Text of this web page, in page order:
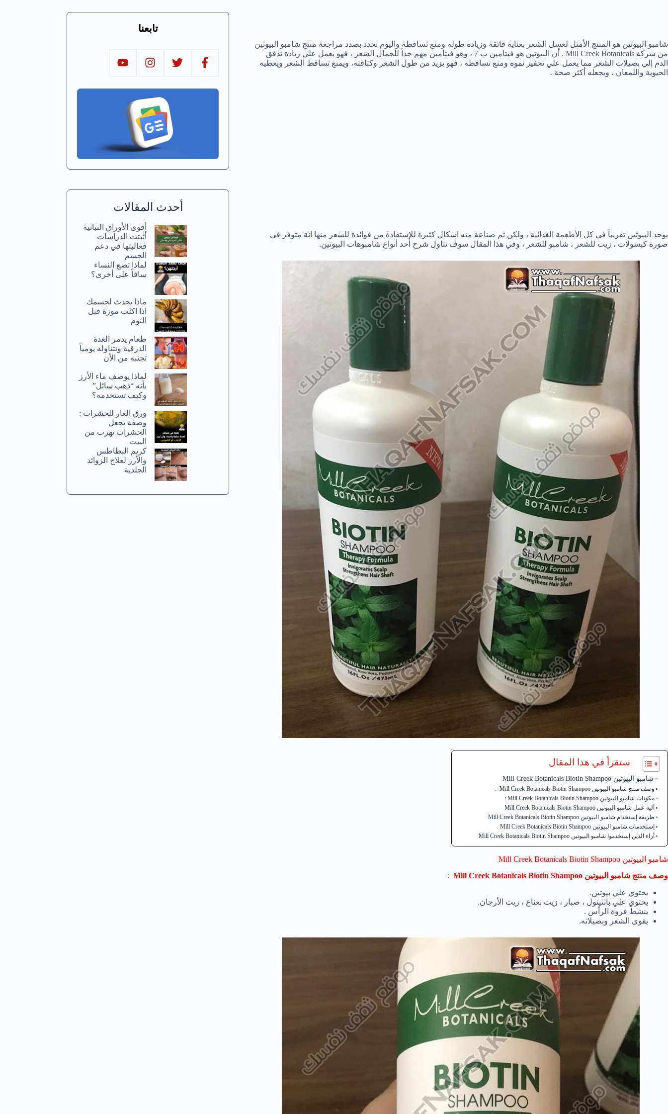
شامبو البيوتين هو المنتج الأمثل لغسل الشعر بعناية فائقة وزيادة طوله ومنع تساقطة واليوم نحدد بصدد مراجعة منتج شامبو البيوتين
من شركة Mill Creek Botanicals . أن البيوتين هو فيتامين ب 7 ، وهو فيتامين مهم جداً للجمال الشعر ، فهو يعمل علي زيادة تدفق
الدم إلي بصيلات الشعر مما يعمل علي تحفيز نموه ومنع تساقطه ، فهو يزيد من طول الشعر وكثافته، ويمنع تساقط الشعر ويعطيه
الحيوية واللمعان ، ويجعله أكثر صحة .
يوجد البيوتين تقريباً في كل الأطعمة الغذائية ، ولكن تم صناعة منه اشكال كثيرة للإستفادة من فوائدة للشعر منها انة متوفر في
صورة كبسولات ، زيت للشعر ، شامبو للشعر ، وفي هذا المقال سوف نتاول شرح أحد أنواع شامبوهات البيوتين.
ستقرأ في هذا المقال
شامبو البيوتين Mill Creek Botanicals Biotin Shampoo
وصف منتج شامبو البيوتين Mill Creek Botanicals Biotin Shampoo :
مكونات شامبو البيوتين Mill Creek Botanicals Biotin Shampoo :
ألية عمل شامبو البيوتين Mill Creek Botanicals Biotin Shampoo
طريقة إستخدام شامبو البيوتين Mill Creek Botanicals Biotin Shampoo
إستخدمات شامبو البيوتين Mill Creek Botanicals Biotin Shampoo .
أراء الذين إستخدموا شامبو البيوتين Mill Creek Botanicals Biotin Shampoo
شامبو البيوتين Mill Creek Botanicals Biotin Shampoo
وصف منتج شامبو البيوتين Mill Creek Botanicals Biotin Shampoo
:
يحتوي علي بيوتين.
يحتوي علي بانثينول ، صبار ، زيت نعناع ، زيت الأرجان.
ينشط فروة الرأس .
يقوي الشعر وبصيلاته.
تابعنا
أحدث المقالات
أقوى الأوراق النباتية
أثبتت الدراسات
فعاليتها في دعم
الجسم
لماذا تضع النساء
ساقاً على أخرى؟
ماذا يحدث لجسمك
اذا اكلت موزة قبل
النوم
طعام يدمر الغدة
الدرقية وتتناوله يومياً
تجنبه من الأن
لماذا يوصف ماء الأرز
بأنه “ذهب سائل”
وكيف تستخدمه؟
ورق الغار للحشرات :
وصفة تجعل
الحشرات تهرب من
البيت
كريم البطاطس
والأرز لعلاج الزوائد
الجلدية